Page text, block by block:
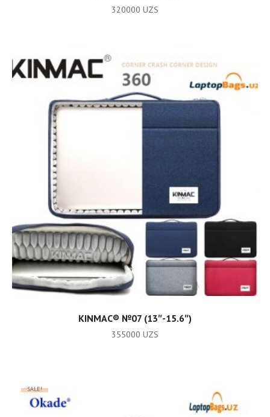
320000 UZS
ADD TO CART
KINMAC® №07 (13″-15.6″)
355000 UZS
SALE!